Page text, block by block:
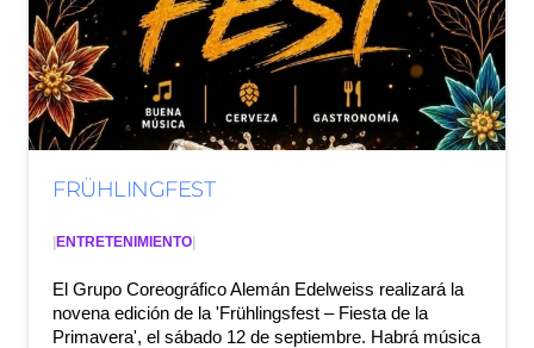
FRÜHLINGFEST
ENTRETENIMIENTO
El Grupo Coreográfico Alemán Edelweiss realizará la
novena edición de la 'Frühlingsfest – Fiesta de la
Primavera', el sábado 12 de septiembre. Habrá música